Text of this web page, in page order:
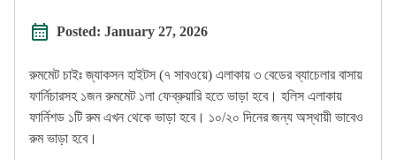
Posted: January 27, 2026
রুমমেট চাইঃ জ্যাকসন হাইটস (৭ সাবওয়ে) এলাকায় ৩ বেডের ব্যাচেলার বাসায়
ফার্নিচারসহ ১জন রুমমেট ১লা ফেব্রুয়ারি হতে ভাড়া হবে। হলিস এলাকায়
ফার্নিশড ১টি রুম এখন থেকে ভাড়া হবে। ১০/২০ দিনের জন্য অস্থায়ী ভাবেও
রুম ভাড়া হবে।